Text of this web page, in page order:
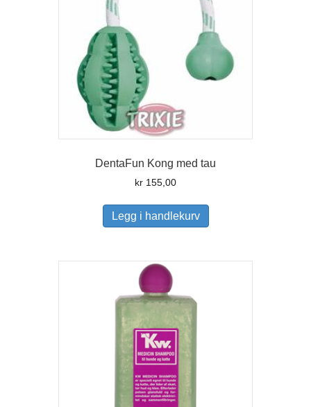
DentaFun Kong med tau
kr 155,00
Legg i handlekurv